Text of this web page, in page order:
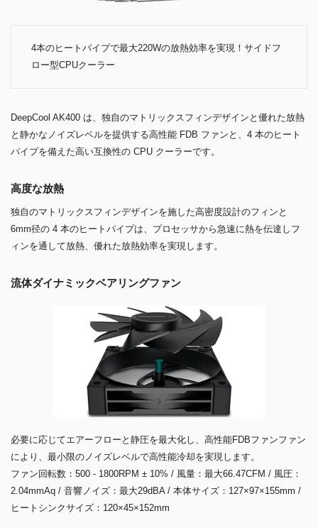
4本のヒートパイプで最大220Wの放熱効率を実現！サイドフ
ロー型CPUクーラー
DeepCool AK400 は、独自のマトリックスフィンデザインと優れた放熱
と静かなノイズレベルを提供する高性能 FDB ファンと、4 本のヒート
パイプを備えた高い互換性の CPU クーラーです。
高度な放熱
独自のマトリックスフィンデザインを施した高密度設計のフィンと
6mm径の 4 本のヒートパイプは、プロセッサから急速に熱を伝達しフ
ィンを通して放熱、優れた放熱効率を実現します。
流体ダイナミックベアリングファン
必要に応じてエアーフローと静圧を最大化し、高性能FDBファンファン
により、最小限のノイズレベルで高性能冷却を実現します。
ファン回転数：500 - 1800RPM ± 10% / 風量：最大66.47CFM / 風圧：
2.04mmAq / 音響ノイズ：最大29dBA / 本体サイズ：127×97×155mm /
ヒートシンクサイズ：120×45×152mm